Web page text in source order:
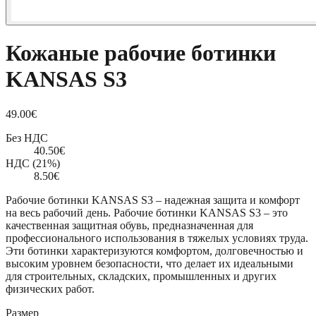
Кожаные рабочие ботинки
KANSAS S3
49.00€
Без НДС
40.50€
НДС (21%)
8.50€
Рабочие ботинки KANSAS S3 – надежная защита и комфорт
на весь рабочий день. Рабочие ботинки KANSAS S3 – это
качественная защитная обувь, предназначенная для
профессионального использования в тяжелых условиях труда.
Эти ботинки характеризуются комфортом, долговечностью и
высоким уровнем безопасности, что делает их идеальными
для строительных, складских, промышленных и других
физических работ.
Размер